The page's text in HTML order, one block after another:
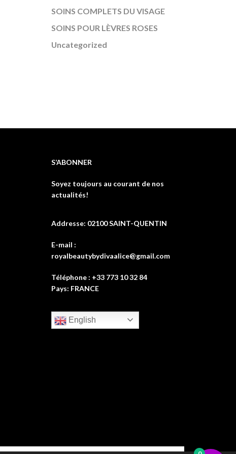
SOINS COMPLETS DU VISAGE
SOINS POUR LÈVRES ROSES
Uncategorized
S’ABONNER
Soyez toujours au courant de nos
actualités!
Addresse: 02100 SAINT-QUENTIN
E-mail :
royalbeautybydivaalice@gmail.com
Téléphone : +33 773 10 32 84
Pays: FRANCE
English